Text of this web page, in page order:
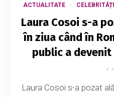
ACTUALITATE CELEBRITĂȚI
Laura Cosoi s-a
în ziua când în
public a
Laura Cosoi s-a pozat